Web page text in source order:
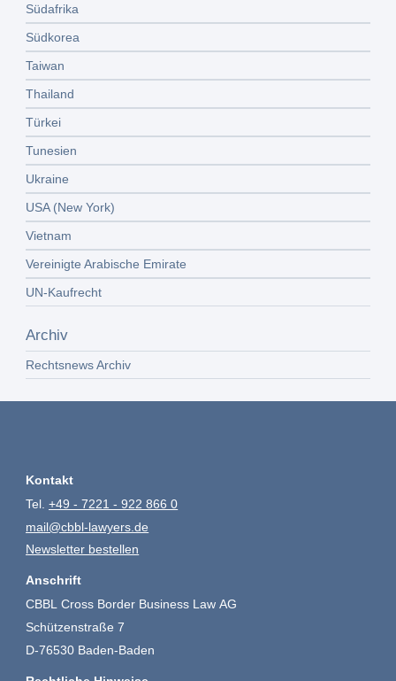
Südafrika
Südkorea
Taiwan
Thailand
Türkei
Tunesien
Ukraine
USA (New York)
Vietnam
Vereinigte Arabische Emirate
UN-Kaufrecht
Archiv
Rechtsnews Archiv
Kontakt
Tel.+49 - 7221 - 922 866 0
mail@cbbl-lawyers.de
Newsletter bestellen
Anschrift
CBBL Cross Border Business Law AG
Schützenstraße 7
D-76530 Baden-Baden